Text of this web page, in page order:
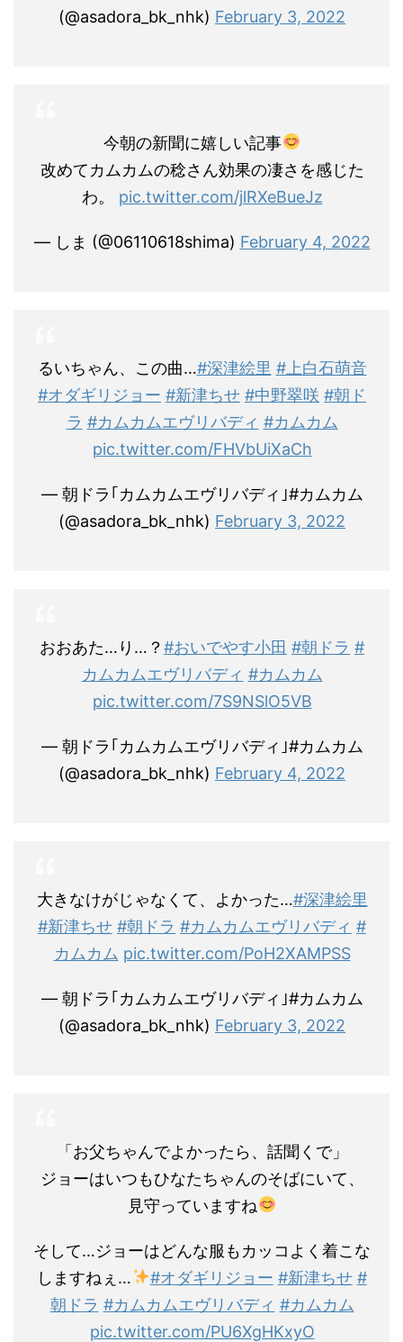
(@asadora_bk_nhk) February 3, 2022
今朝の新聞に嬉しい記事
改めてカムカムの稔さん効果の凄さを感じた
わ。 pic.twitter.com/jlRXeBueJz
— しま (@06110618shima) February 4, 2022
るいちゃん、この曲…#深津絵里 #上白石萌音
#オダギリジョー #新津ちせ #中野翠咲 #朝ド
ラ #カムカムエヴリバディ #カムカム
pic.twitter.com/FHVbUiXaCh
— 朝ドラ｢カムカムエヴリバディ｣#カムカム
(@asadora_bk_nhk) February 3, 2022
おおあた…り…？ #おいでやす小田 #朝ドラ #
カムカムエヴリバディ #カムカム
pic.twitter.com/7S9NSlO5VB
— 朝ドラ｢カムカムエヴリバディ｣#カムカム
(@asadora_bk_nhk) February 4, 2022
大きなけがじゃなくて、よかった…#深津絵里
#新津ちせ #朝ドラ #カムカムエヴリバディ #
カムカム pic.twitter.com/PoH2XAMPSS
— 朝ドラ｢カムカムエヴリバディ｣#カムカム
(@asadora_bk_nhk) February 3, 2022
「お父ちゃんでよかったら、話聞くで」
ジョーはいつもひなたちゃんのそばにいて、
見守っていますね
そして…ジョーはどんな服もカッコよく着こな
しますねぇ…
#オダギリジョー #新津ちせ #
朝ドラ #カムカムエヴリバディ #カムカム
pic.twitter.com/PU6XgHKxyO